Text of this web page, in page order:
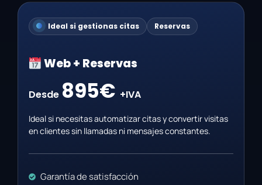
Ideal si gestionas citas Reservas
Web + Reservas
Desde 895€ +IVA
Ideal si necesitas automatizar citas y convertir visitas
en clientes sin llamadas ni mensajes constantes.
Garantía de satisfacción